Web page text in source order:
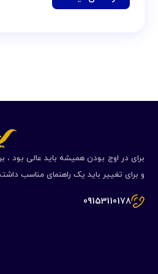
برای در اوج بودن همیشه باید عالی بود ،
و برای تغییر باید یک راهنمای مناسب
09153110178